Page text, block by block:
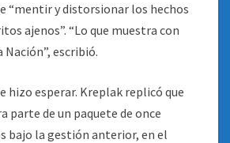
“mentir y distorsionar los hechos
ajenos”. “Lo que muestra con
escribió.
hizo esperar. Kreplak replicó que
parte de un paquete de once
bajo la gestión anterior, en el